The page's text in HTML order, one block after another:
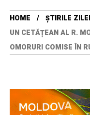
HOME
ȘTIRILE ZILEI
UN CETĂȚEAN AL R.
OMORURI COMISE ÎN